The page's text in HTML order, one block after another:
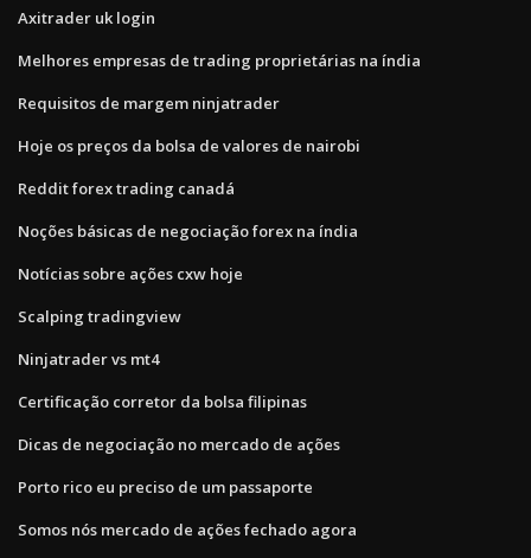
Axitrader uk login
Melhores empresas de trading proprietárias na índia
Requisitos de margem ninjatrader
Hoje os preços da bolsa de valores de nairobi
Reddit forex trading canadá
Noções básicas de negociação forex na índia
Notícias sobre ações cxw hoje
Scalping tradingview
Ninjatrader vs mt4
Certificação corretor da bolsa filipinas
Dicas de negociação no mercado de ações
Porto rico eu preciso de um passaporte
Somos nós mercado de ações fechado agora